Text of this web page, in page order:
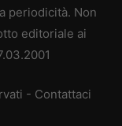
periodicità. Non
editoriale ai
- Contattaci